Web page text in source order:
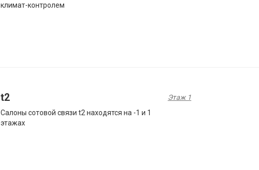
климат-контролем
t2
Салоны сотовой связи t2 находятся на -1 и 1
этажах
Этаж 1